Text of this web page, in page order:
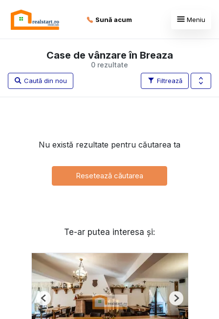
Sună acum Meniu
0 rezultate
Case de vânzare în Breaza
Filtrează
Caută din nou
Nu există rezultate pentru căutarea ta
Resetează căutarea
Te-ar putea interesa și:
Previous Next